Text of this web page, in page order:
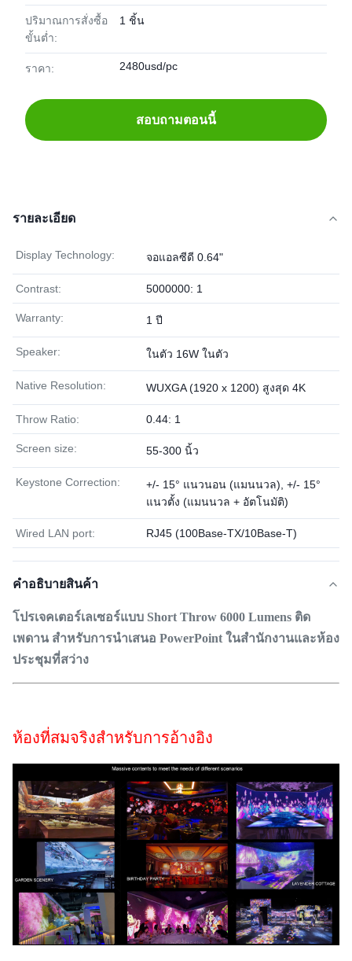
ปริมาณการสั่งซื้อ
ขั้นต่ำ:
1 ชิ้น
ราคา: 2480usd/pc
สอบถามตอนนี้
รายละเอียด
Display Technology: จอแอลซีดี 0.64"
Contrast: 5000000: 1
Warranty: 1 ปี
Speaker: ในตัว 16W ในตัว
Native Resolution: WUXGA (1920 x 1200) สูงสุด 4K
Throw Ratio: 0.44: 1
Screen size: 55-300 นิ้ว
Keystone Correction:
+/- 15° แนวนอน (แมนนวล), +/- 15°
แนวตั้ง (แมนนวล + อัตโนมัติ)
Wired LAN port: RJ45 (100Base-TX/10Base-T)
คําอธิบายสินค้า
โปรเจคเตอร์เลเซอร์แบบ Short Throw 6000 Lumens ติด
เพดาน สำหรับการนำเสนอ PowerPoint ในสำนักงานและห้อง
ประชุมที่สว่าง
ห้องที่สมจริงสำหรับการอ้างอิง